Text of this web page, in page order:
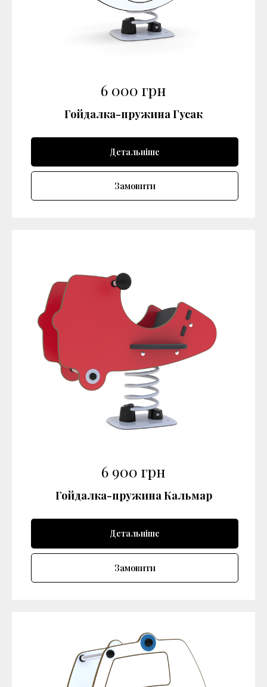
6 000 грн
Гойдалка-пружина Гусак
Детальніше
Замовити
6 900 грн
Гойдалка-пружина Кальмар
Детальніше
Замовити